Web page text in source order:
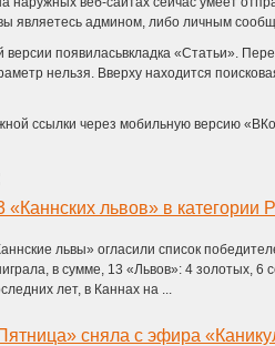
вы являетесь админом, либо личным
версии появиласьвкладка «Статьи».
нельзя. Вверху находится
ссылки через мобильную версию
львы» огласили список
в сумме, 13 «Львов»: 4 золотых,
лет, в Каннах на ...
сняла с эфира